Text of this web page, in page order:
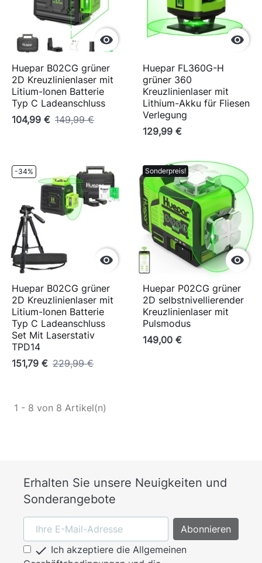

Huepar B02CG grüner
2D Kreuzlinienlaser mit
Litium-Ionen Batterie
Typ C Ladeanschluss
104,99 € 149,99 €

Huepar FL360G-H
grüner 360
Kreuzlinienlaser mit
Lithium-Akku für Fliesen
Verlegung
129,99 €
-34%

Huepar B02CG grüner
2D Kreuzlinienlaser mit
Litium-Ionen Batterie
Typ C Ladeanschluss
Set Mit Laserstativ
TPD14
151,79 € 229,99 €
Sonderpreis!

Huepar P02CG grüner
2D selbstnivellierender
Kreuzlinienlaser mit
Pulsmodus
149,00 €
1 - 8 von 8 Artikel(n)
Erhalten Sie unsere Neuigkeiten und
Sonderangebote
 Ich akzeptiere die Allgemeinen